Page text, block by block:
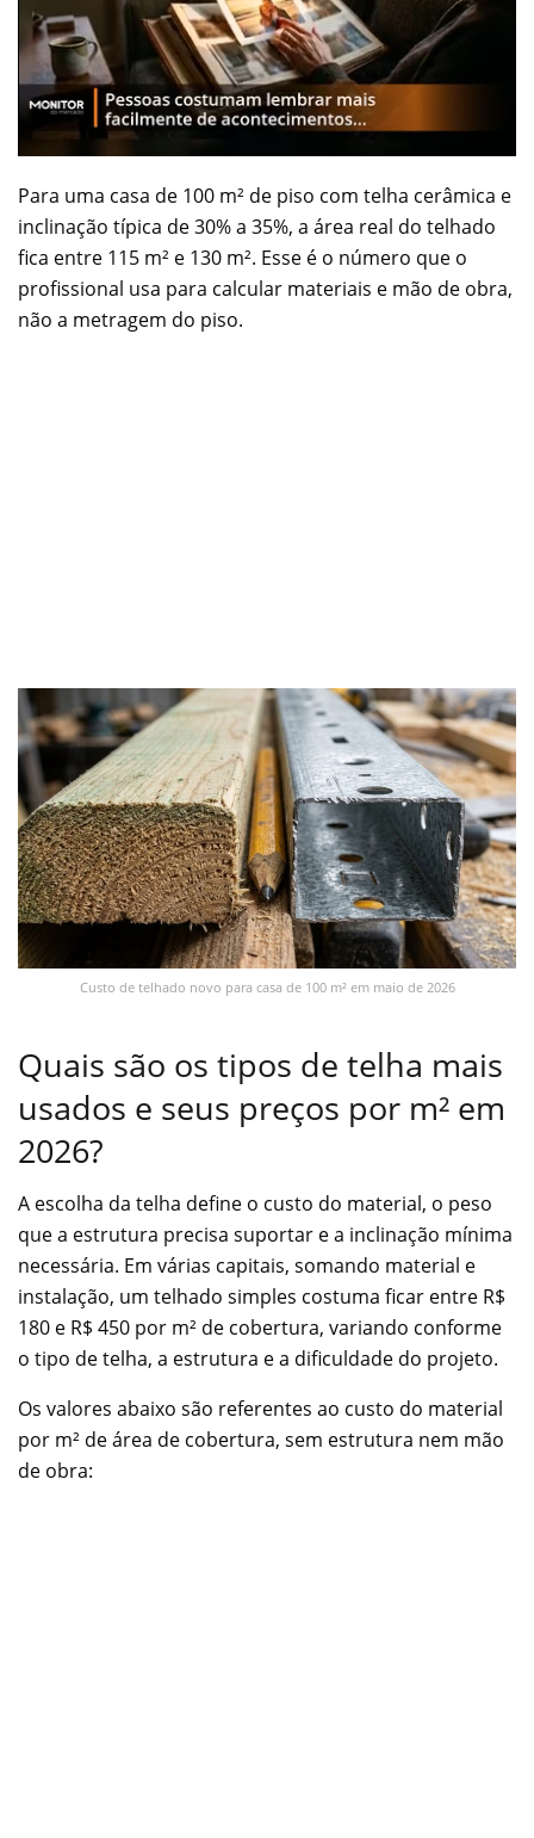
Para uma casa de 100 m² de piso com telha cerâmica e
inclinação típica de 30% a 35%, a área real do telhado
fica entre 115 m² e 130 m². Esse é o número que o
profissional usa para calcular materiais e mão de obra,
não a metragem do piso.
Custo de telhado novo para casa de 100 m² em maio de 2026
Quais são os tipos de telha mais
usados e seus preços por m² em
2026?
A escolha da telha define o custo do material, o peso
que a estrutura precisa suportar e a inclinação mínima
necessária. Em várias capitais, somando material e
instalação, um telhado simples costuma ficar entre R$
180 e R$ 450 por m² de cobertura, variando conforme
o tipo de telha, a estrutura e a dificuldade do projeto.
Os valores abaixo são referentes ao custo do material
por m² de área de cobertura, sem estrutura nem mão
de obra: